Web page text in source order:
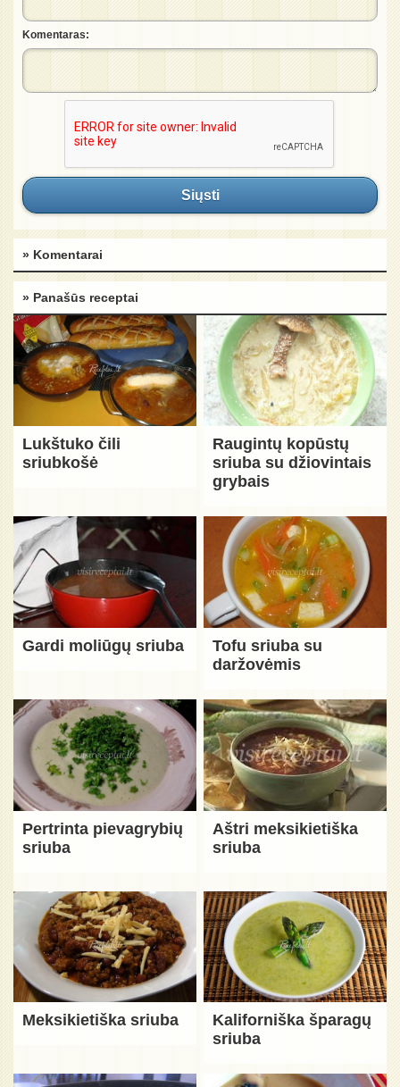
Komentaras:
Siųsti
» Komentarai
» Panašūs receptai
Lukštuko čili
sriubkošė
Raugintų kopūstų
sriuba su džiovintais
grybais
Gardi moliūgų sriuba
Tofu sriuba su
daržovėmis
Pertrinta pievagrybių
sriuba
Aštri meksikietiška
sriuba
Meksikietiška sriuba
Kaliforniška šparagų
sriuba